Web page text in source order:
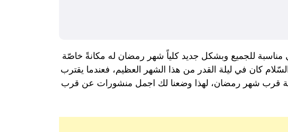
للجميع وبشكل جديد كلياً شهر رمضان له مكانةً خاصّة
كان في ليلة القدر من هذا الشهر العظيم، فعندما يقترب
قرب شهر رمضان، لهذا وضعنا لك اجمل منشورات عن قرب